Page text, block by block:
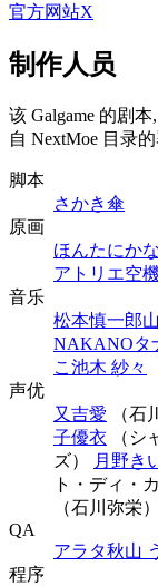
官方网站X
制作人员
该 Galgame 的剧
自 NextMoe 目录
脚本
さかき傘
原画
ほんたにか
アトリエ空
音乐
松本慎一郎
NAKANOタ
こ 池木 紗々
声优
又吉愛 （石
子優衣 （シ
ズ）
月野き
ト・ディ・
（石川弥栄）
QA
アラタ秋山
程序